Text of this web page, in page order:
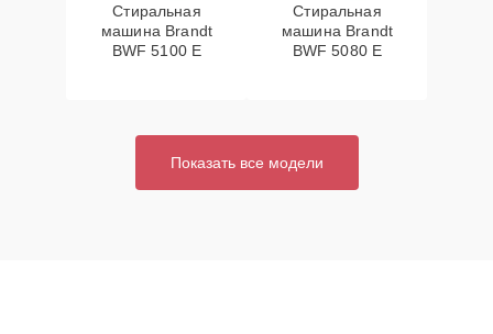
Стиральная
машина Brandt
BWF 5100 E
Стиральная
машина Brandt
BWF 5080 E
Показать все модели